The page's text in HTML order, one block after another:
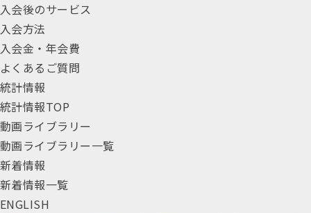
入会後のサービス
入会方法
入会金・年会費
よくあるご質問
統計情報
統計情報TOP
動画ライブラリー
動画ライブラリー一覧
新着情報
新着情報一覧
ENGLISH